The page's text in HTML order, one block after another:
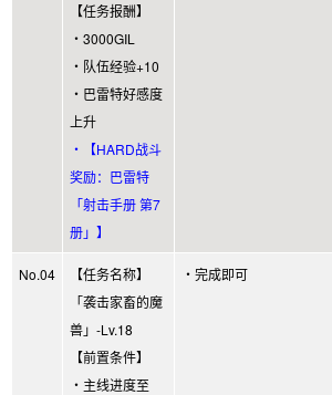
【任务报酬】
・3000GIL
・队伍经验+10
・巴雷特好感度
上升
・【HARD战斗
奖励：巴雷特
「射击手册 第7
册」】
No.04
【任务名称】
「袭击家畜的魔
兽」-Lv.18
【前置条件】
・主线进度至
・完成即可